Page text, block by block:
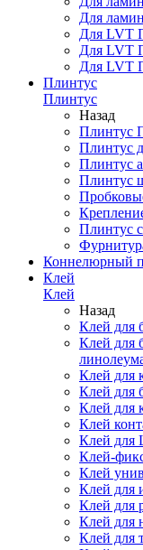
Для
Для LVT
Для LVT
Для LVT
Плинтус
Плинтус
Назад
Плинтус
Плинтус
Плинтус
Плинтус
Плинтус
Коннелюрный
Клей
Клей
Назад
Клей для
Клей для
Клей для
Клей для
Клей для
Клей
Клей для
Клей-
Клей
Клей для
Клей для
Клей для
Клей для